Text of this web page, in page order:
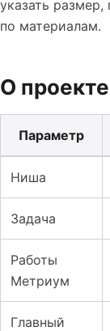
указать размер,
по материалам.
О проекте
Параметр
Ниша
Задача
Работы
Метриум
Главный